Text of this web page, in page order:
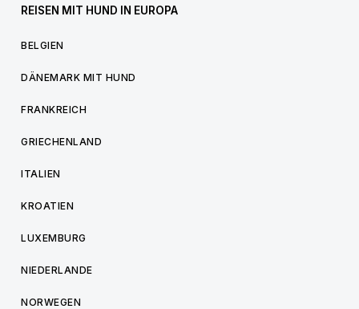
REISEN MIT HUND IN EUROPA
BELGIEN
DÄNEMARK MIT HUND
FRANKREICH
GRIECHENLAND
ITALIEN
KROATIEN
LUXEMBURG
NIEDERLANDE
NORWEGEN